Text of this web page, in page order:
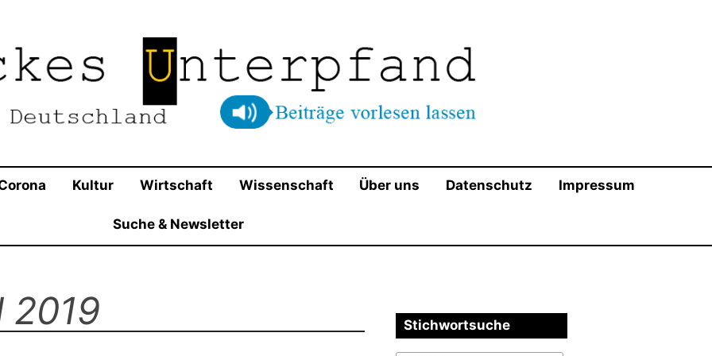
für Deutschland
die Ansichten von Wirtschaftsliberalen und Konservativen zu respektieren!
Kultur Wirtschaft Wissenschaft Über uns Datenschutz Impressum
Suche & Newsletter
2019 Stichwortsuche